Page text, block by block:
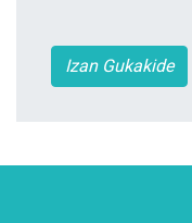
Izan Gukakide